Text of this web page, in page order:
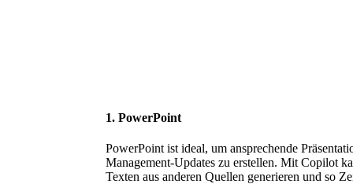
1. PowerPoint
PowerPoint ist ideal, um ansprechende
Management-Updates zu erstellen. Mit Copilot
Texten aus anderen Quellen generieren und so